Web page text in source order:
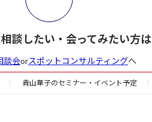
談したい・会ってみたい方は
談会orスポットコンサルティングへ
青山華子のセミナー・イベント予定